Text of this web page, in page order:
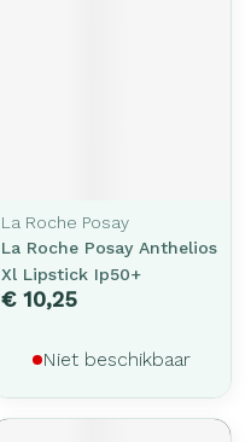
La Roche Posay
La Roche Posay Anthelios
Xl Lipstick Ip50+
€ 10,25
Niet beschikbaar